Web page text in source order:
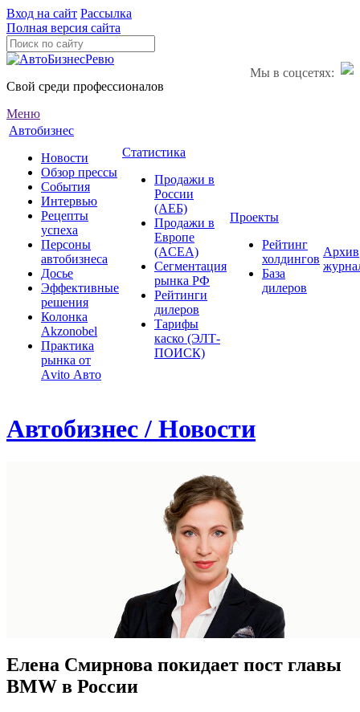
Вход на сайт Рассылка
Полная версия сайта
Мы в соцсетях:
Свой среди профессионалов
Меню
Автобизнес
Новости
Обзор прессы
События
Интервью
Рецепты
успеха
Персоны
автобизнеса
Досье
Эффективные
решения
Колонка
Akzonobel
Практика
рынка от
Аvito Авто
Статистика
Продажи в
России
(АЕБ)
Продажи в
Европе
(ACEA)
Сегментация
рынка РФ
Рейтинги
дилеров
Тарифы
каско (ЭЛТ-
ПОИСК)
Проекты
Рейтинг
холдингов
База
дилеров
Архив
Автобизнес / Новости
Елена Смирнова покидает пост главы
BMW в России